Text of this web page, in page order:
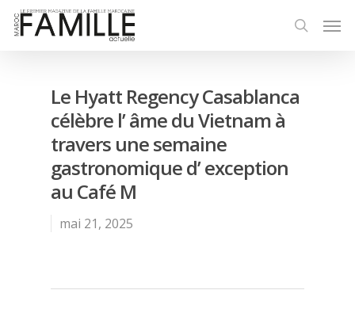
Le Hyatt Regency Casablanca
célèbre l’ âme du Vietnam à
travers une semaine
gastronomique d’ exception
au Café M
mai 21, 2025